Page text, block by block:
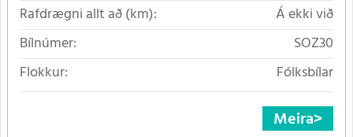
Rafdrægni allt að (km):
Á ekki við
Bílnúmer:
SOZ30
Flokkur:
Fólksbílar
Meira